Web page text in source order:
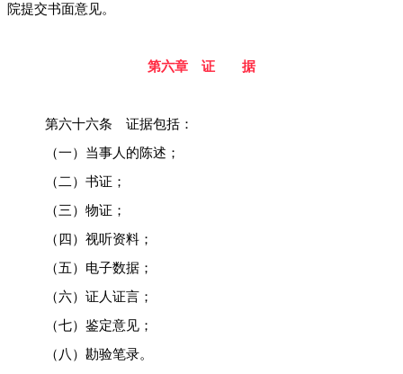
院提交书面意见。
第六章 证 据
第六十六条 证据包括：
（一）当事人的陈述；
（二）书证；
（三）物证；
（四）视听资料；
（五）电子数据；
（六）证人证言；
（七）鉴定意见；
（八）勘验笔录。